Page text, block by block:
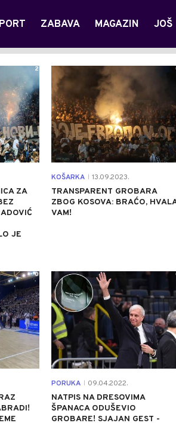
ZABAVA MAGAZIN JOŠ
ZA
JE
2
KOŠARKA 13.09.2023.
TRANSPARENT GROBARA
ZBOG KOSOVA: BRAĆO,
VAM!
0
PORUKA 09.04.2022.
NATPIS NA DRESOVIMA
ŠPANACA ODUŠEVIO
GROBARE! SJAJAN GEST -